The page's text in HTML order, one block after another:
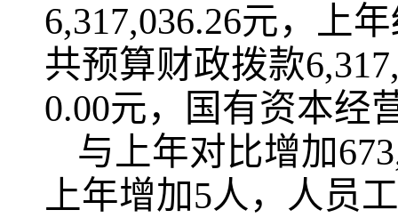
6,317,036.26元，上
共预算财政拨款
0.00元，国有资本经
与上年对比增加
上年增加5人，人员